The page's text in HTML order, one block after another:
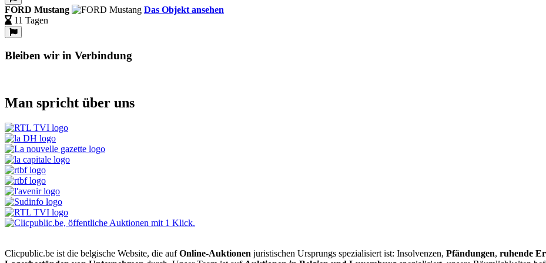
FORD Mustang
Das Objekt ansehen
11 Tagen
Bleiben wir in Verbindung
Man spricht über uns
Clicpublic.be ist die belgische Website, die aufOnline-Auktionen juristischen Ursprungs spezialisiert ist: Insolvenzen, Pfändungen, ruhende